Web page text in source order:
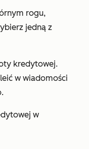
rogu,
jedną z
kredytowej.
w wiadomości
w